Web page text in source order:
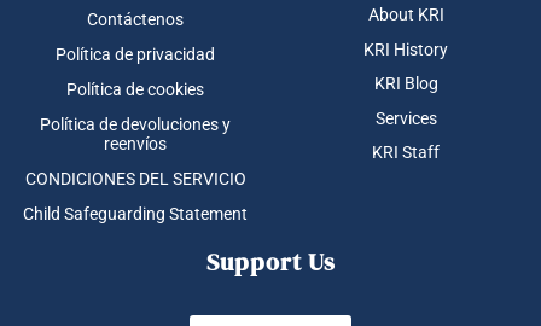
Contáctenos
Política de privacidad
Política de cookies
Política de devoluciones y
reenvíos
CONDICIONES DEL SERVICIO
Child Safeguarding Statement
About KRI
KRI History
KRI Blog
Services
KRI Staff
Support Us